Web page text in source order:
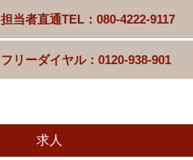
担当者直通TEL：080-4222-9117
フリーダイヤル：0120-938-901
求人